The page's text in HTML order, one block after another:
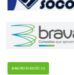
#AGRONEGÓCIO